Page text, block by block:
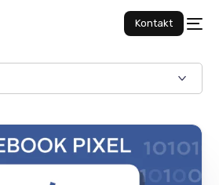
Kontakt